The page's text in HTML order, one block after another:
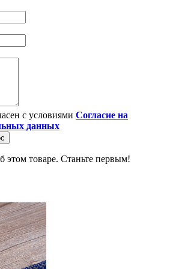
с условиями Согласие на
данных
этом товаре. Станьте первым!